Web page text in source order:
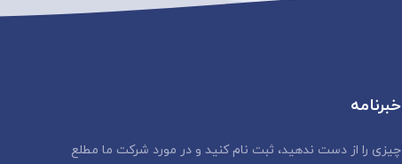
خبرنامه
چیزی را از دست ندهید، ثبت نام کنید و در مورد شرکت ما مطلع